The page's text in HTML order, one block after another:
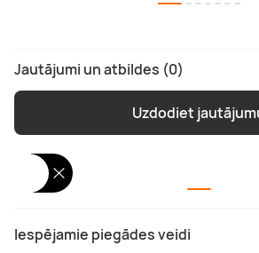
Iespējamie piegādes veidi
Jautājumi un atbildes (0)
Uzdodiet